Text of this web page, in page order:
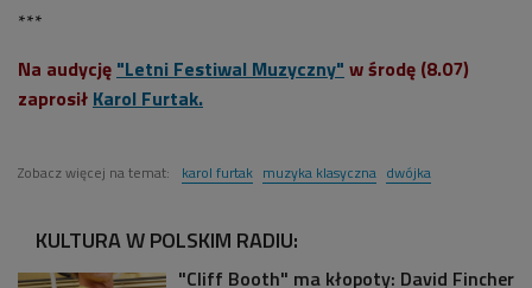
***
Na audycję "Letni Festiwal Muzyczny" w środę (8.07)
zaprosił Karol Furtak.
Zobacz więcej na temat: karol furtak muzyka klasyczna dwójka
KULTURA W POLSKIM RADIU:
"Cliff Booth" ma kłopoty: David Fincher